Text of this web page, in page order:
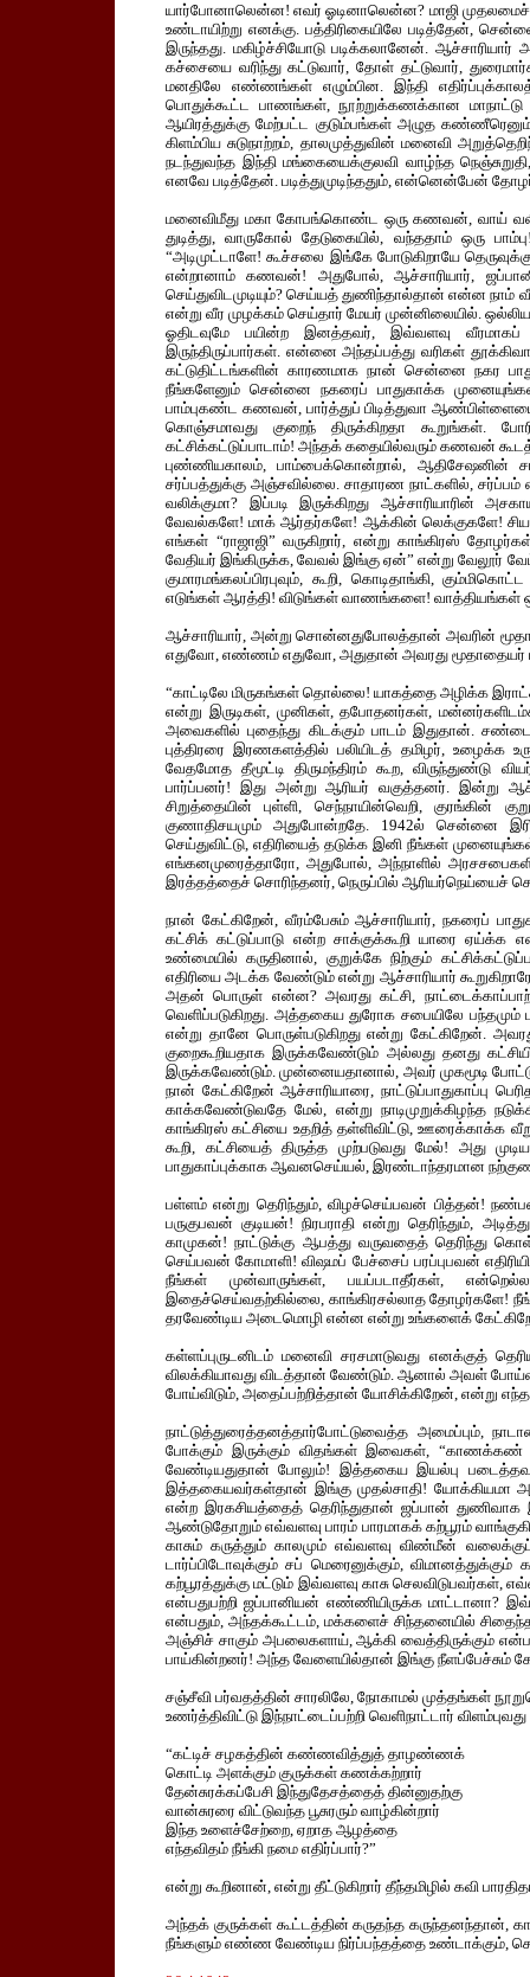
யார்போனாலென்ன! எவர் ஓடினாலென்ன? மாஜி
உண்டாயிற்று எனக்கு. பத்திரிகையிலே படித்தேன்,
இருந்தது. மகிழ்ச்சியோடு படிக்கலானேன்.
கச்சையை வரிந்து கட்டுவார், தோள் தட்டுவார்,
மனதிலே எண்ணங்கள் எழும்பின. இந்தி
பொதுக்கூட்ட பாணங்கள், நூற்றுக்கணக்கான
ஆயிரத்துக்கு மேற்பட்ட குடும்பங்கள் அழுத
கிளம்பிய சுடுநாற்றம், தாலமுத்துவின் மனைவி
நடந்துவந்த இந்தி மங்கையைக்குலவி வாழ்ந்த
எனவே படித்தேன். படித்துமுடிந்ததும், என்னென்பேன்
மனைவிமீது மகா கோபங்கொண்ட ஒரு கணவன், வாய்
துடித்து, வாருகோல் தேடுகையில், வந்ததாம் ஒரு
“அடிமுட்டாளே! கூச்சலை இங்கே போடுகிறாயே
என்றானாம் கணவன்! அதுபோல், ஆச்சாரியார்,
செய்துவிடமுடியும்? செய்யத் துணிந்தால்தான் என்ன நாம்
என்று வீர முழக்கம் செய்தார் மேயர் முன்னிலையில்.
ஓதிடவுமே பயின்ற இனத்தவர், இவ்வளவு வீரமாகப்
இருந்திருப்பார்கள். என்னை அந்தப்பத்து வரிகள்
கட்டுதிட்டங்களின் காரணமாக நான் சென்னை நகர
நீங்களேனும் சென்னை நகரைப் பாதுகாக்க
பாம்புகண்ட கணவன், பார்த்துப் பிடித்துவா
கொஞ்சமாவது குறைந் திருக்கிறதா கூறுங்கள்.
கட்சிக்கட்டுப்பாடாம்! அந்தக் கதையில்வரும் கணவன்
புண்ணியகாலம், பாம்பைக்கொன்றால், ஆதிசேஷனின்
சர்ப்பத்துக்கு அஞ்சவில்லை. சாதாரண நாட்களில், சர்ப்பம்
வலிக்குமா? இப்படி இருக்கிறது ஆச்சாரியாரின்
வேவல்களே! மாக் ஆர்தர்களே! ஆக்கின் லெக்குகளே!
எங்கள் “ராஜாஜி” வருகிறார், என்று காங்கிரஸ்
வேதியர் இங்கிருக்க, வேவல் இங்கு ஏன்” என்று வேலூர்
குமாரமங்கலப்பிரபுவும், கூறி, கொடிதாங்கி,
எடுங்கள் ஆரத்தி! விடுங்கள் வாணங்களை! வாத்தியங்கள்
ஆச்சாரியார், அன்று சொன்னதுபோலத்தான் அவரின்
எதுவோ, எண்ணம் எதுவோ, அதுதான் அவரது மூதாதையர்
“காட்டிலே மிருகங்கள் தொல்லை! யாகத்தை அழிக்க
என்று இருடிகள், முனிகள், தபோதனர்கள்,
அவைகளில் புதைந்து கிடக்கும் பாடம் இதுதான்.
புத்திரரை இரணகளத்தில் பலியிடத் தமிழர்,
வேதமோத தீமூட்டி திருமந்திரம் கூற,
பார்ப்பனர்! இது அன்று ஆரியர் வகுத்தனர். இன்று
சிறுத்தையின் புள்ளி, செந்நாயின்வெறி, குரங்கின்
குணாதிசயமும் அதுபோன்றதே. 1942ல் சென்னை
செய்துவிட்டு, எதிரியைத் தடுக்க இனி நீங்கள்
எங்கனமுரைத்தாரோ, அதுபோல், அந்நாளில்
இரத்தத்தைச் சொரிந்தனர், நெருப்பில் ஆரியர்நெய்யைச்
நான் கேட்கிறேன், வீரம்பேசும் ஆச்சாரியார், நகரைப்
கட்சிக் கட்டுப்பாடு என்ற சாக்குக்கூறி யாரை
உண்மையில் கருதினால், குறுக்கே நிற்கும்
எதிரியை அடக்க வேண்டும் என்று ஆச்சாரியார்
அதன் பொருள் என்ன? அவரது கட்சி,
வெளிப்படுகிறது. அத்தகைய துரோக சபையிலே பந்தமும்
என்று தானே பொருள்படுகிறது என்று கேட்கிறேன்.
குறைகூறியதாக இருக்கவேண்டும் அல்லது தனது
இருக்கவேண்டும். முன்னையதானால், அவர் முகமூடி
நான் கேட்கிறேன் ஆச்சாரியாரை, நாட்டுப்பாதுகாப்பு
காக்கவேண்டுவதே மேல், என்று நாடிமுறுக்கிழந்த
காங்கிரஸ் கட்சியை உதறித் தள்ளிவிட்டு, ஊரைக்காக்க
கூறி, கட்சியைத் திருத்த முற்படுவது மேல்! அது
பாதுகாப்புக்காக ஆவனசெய்யல், இரண்டாந்தரமான
பள்ளம் என்று தெரிந்தும், விழச்செய்பவன் பித்தன்!
பருகுபவன் குடியன்! நிரபராதி என்று தெரிந்தும்,
காமுகன்! நாட்டுக்கு ஆபத்து வருவதைத் தெரிந்து
செய்பவன் கோமாளி! விஷமப் பேச்சைப் பரப்புபவன்
நீங்கள் முன்வாருங்கள், பயப்படாதீர்கள்,
இதைச்செய்வதற்கில்லை, காங்கிரசல்லாத தோழர்களே!
தரவேண்டிய அடைமொழி என்ன என்று உங்களைக்
கள்ளப்புருடனிடம் மனைவி சரசமாடுவது எனக்குத்
விலக்கியாவது விடத்தான் வேண்டும். ஆனால் அவள்
போய்விடும், அதைப்பற்றித்தான் யோசிக்கிறேன், என்று
நாட்டுத்துரைத்தனத்தார்போட்டுவைத்த அமைப்பும்,
போக்கும் இருக்கும் விதங்கள் இவைகள், “காணக்கண்
வேண்டியதுதான் போலும்! இத்தகைய இயல்பு
இத்தகையவர்கள்தான் இங்கு முதல்சாதி! யோக்கியமா
என்ற இரகசியத்தைத் தெரிந்துதான் ஜப்பான் துணிவாக
ஆண்டுதோறும் எவ்வளவு பாரம் பாரமாகக் கற்பூரம்
காசும் கருத்தும் காலமும் எவ்வளவு விண்மீன்
டார்ப்பிடோவுக்கும் சப் மெரைனுக்கும்,
கற்பூரத்துக்கு மட்டும் இவ்வளவு காசு செலவிடுபவர்கள்,
என்பதுபற்றி ஜப்பானியன் எண்ணியிருக்க மாட்டானா?
என்பதும், அந்தக்கூட்டம், மக்களைச் சிந்தனையில்
அஞ்சிச் சாகும் அபலைகளாய், ஆக்கி வைத்திருக்கும்
பாய்கின்றனர்! அந்த வேளையில்தான் இங்கு நீளப்பேச்சும்
சஞ்சீவி பர்வதத்தின் சாரலிலே, நோகாமல் முத்தங்கள்
உணர்த்திவிட்டு இந்நாட்டைப்பற்றி வெளிநாட்டார்
“கட்டிச் சழகத்தின் கண்ணவித்துத் தாழண்ணக்
கொட்டி அளக்கும் குருக்கள் கணக்கற்றார்
தேன்சுரக்கப்பேசி இந்துதேசத்தைத் தின்னுதற்கு
வான்சுரரை விட்டுவந்த பூசுரரும் வாழ்கின்றார்
இந்த உளைச்சேற்றை, ஏறாத ஆழத்தை
எந்தவிதம் நீங்கி நமை எதிர்ப்பார்?”
என்று கூறினான், என்று தீட்டுகிறார் தீந்தமிழில் கவி
அந்தக் குருக்கள் கூட்டத்தின் கருதந்த கருந்தனந்தான்,
நீங்களும் எண்ண வேண்டிய நிர்ப்பந்தத்தை உண்டாக்கும்,